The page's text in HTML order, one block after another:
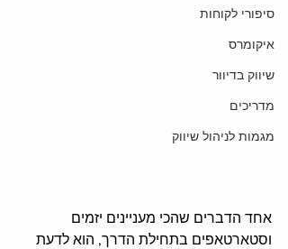
סיפורי לקוחות
איקומרס
שיווק בדיוור
מדריכים
מגמות לניהול שיווק
אחד הדברים שהכי מעניינים יזמים
וסטארטאפים בתחילת הדרך, הוא לדעת